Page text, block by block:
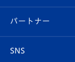
メディア
マスコット紹介
ヴィヴィくんの
スタジアムグル
V-LOVERS（
プレイヤーズス
店舗情報
育成からのお知
パートナー
SNS